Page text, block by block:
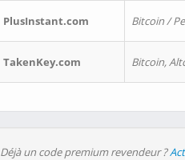
PlusInstant.com Bitcoin /
TakenKey.com Bitcoin,
Déjà un code premium revendeur ?